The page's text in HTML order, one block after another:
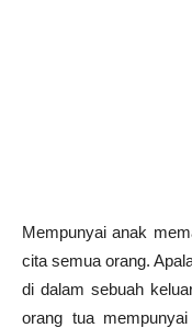
Mempunyai anak
cita semua orang.
di dalam sebuah
orang tua